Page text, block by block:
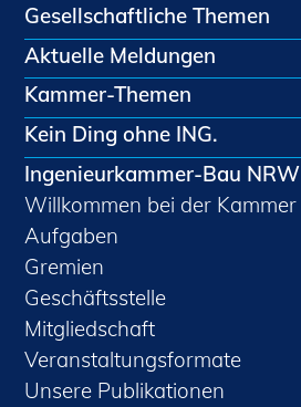
Gesellschaftliche Themen
Aktuelle Meldungen
Kammer-Themen
Kein Ding ohne ING.
Ingenieurkammer-Bau NRW
Willkommen bei der Kammer
Aufgaben
Gremien
Geschäftsstelle
Mitgliedschaft
Veranstaltungsformate
Unsere Publikationen